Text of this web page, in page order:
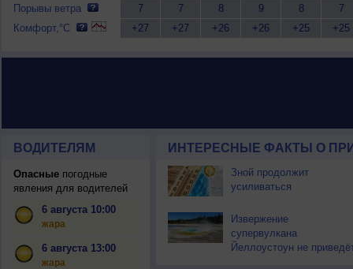
Порывы ветра
Комфорт,°C
7
+27
7
+27
8
+26
9
+26
8
+25
7
+25
ВОДИТЕЛЯМ
Опасныепогодные
явления для водителей
6 августа 10:00
жара
6 августа 13:00
жара
ИНТЕРЕСНЫЕ ФАКТЫ О
Зной продолжит
усиливаться
Извержение
супервулкана
Йеллоустоун не